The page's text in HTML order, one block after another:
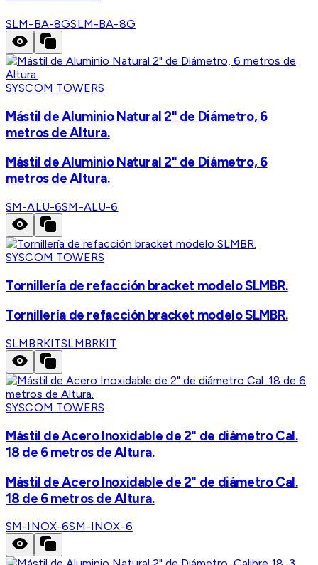
SLM-BA-8GSLM-BA-8G
SYSCOM TOWERS
Mástil de Aluminio Natural 2" de Diámetro, 6
metros de Altura.
Mástil de Aluminio Natural 2" de Diámetro, 6
metros de Altura.
SM-ALU-6SM-ALU-6
SYSCOM TOWERS
Tornillería de refacción bracket modelo SLMBR.
Tornillería de refacción bracket modelo SLMBR.
SLMBRKITSLMBRKIT
SYSCOM TOWERS
Mástil de Acero Inoxidable de 2" de diámetro Cal.
18 de 6 metros de Altura.
Mástil de Acero Inoxidable de 2" de diámetro Cal.
18 de 6 metros de Altura.
SM-INOX-6SM-INOX-6